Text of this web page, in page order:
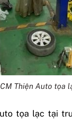
Thiện Auto tọa
tọa lạc tại